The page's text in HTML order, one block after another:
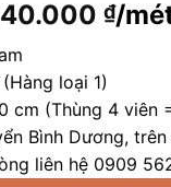
₫.
₫Giá
/
loại 1)
cm (Thùng 4 viên
Bình Dương, trên
liên hệ 0909